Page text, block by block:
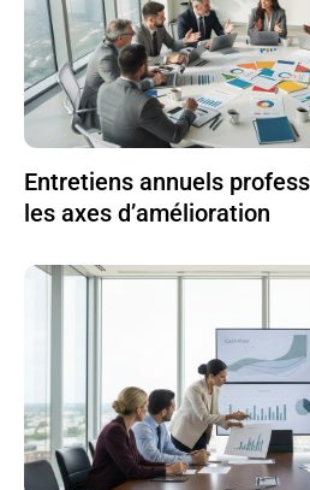
Entretiens annuels
les axes d’amélioration